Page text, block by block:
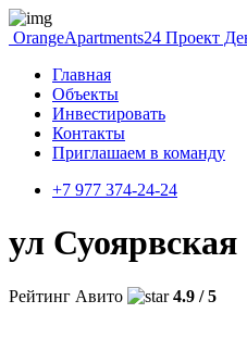
OrangeApartments24 Проект
Главная
Объекты
Инвестировать
Контакты
Приглашаем в команду
+7 977 374-24-24
ул Суоярвская
Рейтинг Авито 4.9 / 5